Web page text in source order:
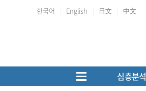
한국어 English 日文 中文
심층분석